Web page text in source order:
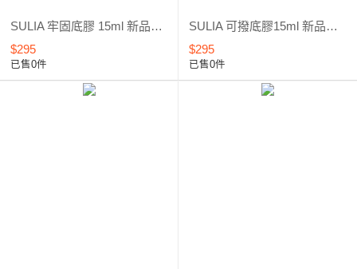
SULIA 牢固底膠 15ml 新品上市*優惠6折
$295
已售0件
SULIA 可撥底膠15ml 新品上市*優惠6折
$295
已售0件